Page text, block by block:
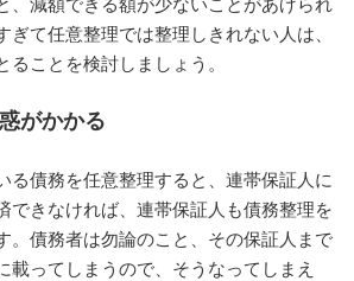
、減額できる額が少ないことがあげられ
ぎて任意整理では整理しきれない人は、
ることを検討しましょう。
がかかる
る債務を任意整理すると、連帯保証人に
できなければ、連帯保証人も債務整理を
。債務者は勿論のこと、その保証人まで
載ってしまうので、そうなってしまえ